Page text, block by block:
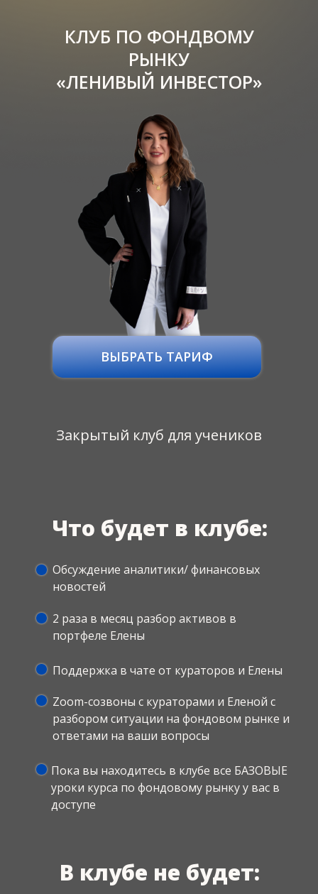
КЛУБ ПО ФОНДВОМУ
РЫНКУ
«ЛЕНИВЫЙ ИНВЕСТОР»
Закрытый клуб для учеников
ВЫБРАТЬ ТАРИФ
Что будет в клубе:
Обсуждение аналитики/ финансовых
новостей
2 раза в месяц разбор активов в
портфеле Елены
Пока вы находитесь в клубе все БАЗОВЫЕ
уроки курса по фондовому рынку у вас в
доступе
Поддержка в чате от кураторов и Елены
Zoom-созвоны с кураторами и Еленой с
разбором ситуации на фондовом рынке и
ответами на ваши вопросы
В клубе не будет: